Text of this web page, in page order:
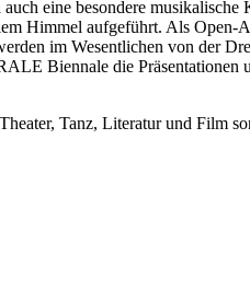
eine besondere musikalische
Himmel aufgeführt. Als
im Wesentlichen von der
Biennale die
Tanz, Literatur und Film